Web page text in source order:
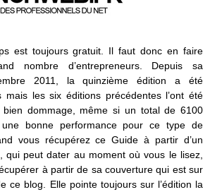
est toujours gratuit. Il faut donc en faire
nombre d’entrepreneurs. Depuis sa
2011, la quinzième édition a été
mais les six éditions précédentes l’ont été
dommage, même si un total de 6100
une bonne performance pour ce type de
vous récupérez ce Guide à partir d’un
qui peut dater au moment où vous le lisez,
à partir de sa couverture qui est sur
ce blog. Elle pointe toujours sur l’édition la